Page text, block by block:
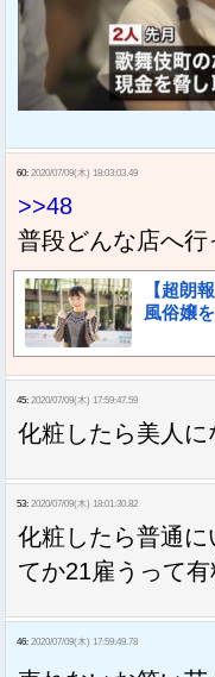
60: 2020/07/09(木) 18:03:03.49
>>48
普段どんな店へ
【超朗
風俗嬢
45: 2020/07/09(木) 17:59:47.59
化粧したら美人に
53: 2020/07/09(木) 18:01:30.82
化粧したら普通に
てか21雇うって
46: 2020/07/09(木) 17:59:49.78